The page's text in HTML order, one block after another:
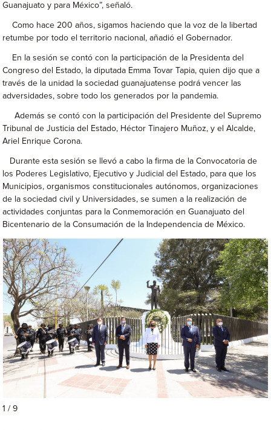
Guanajuato y para México”, señaló.
Como hace 200 años, sigamos haciendo que la voz de la libertad
retumbe por todo el territorio nacional, añadió el Gobernador.
En la sesión se contó con la participación de la Presidenta del
Congreso del Estado, la diputada Emma Tovar Tapia, quien dijo que a
través de la unidad la sociedad guanajuatense podrá vencer las
adversidades, sobre todo los generados por la pandemia.
Además se contó con la participación del Presidente del Supremo
Tribunal de Justicia del Estado, Héctor Tinajero Muñoz, y el Alcalde,
Ariel Enrique Corona.
Durante esta sesión se llevó a cabo la firma de la Convocatoria de
los Poderes Legislativo, Ejecutivo y Judicial del Estado, para que los
Municipios, organismos constitucionales autónomos, organizaciones
de la sociedad civil y Universidades, se sumen a la realización de
actividades conjuntas para la Conmemoración en Guanajuato del
Bicentenario de la Consumación de la Independencia de México.
1 / 9